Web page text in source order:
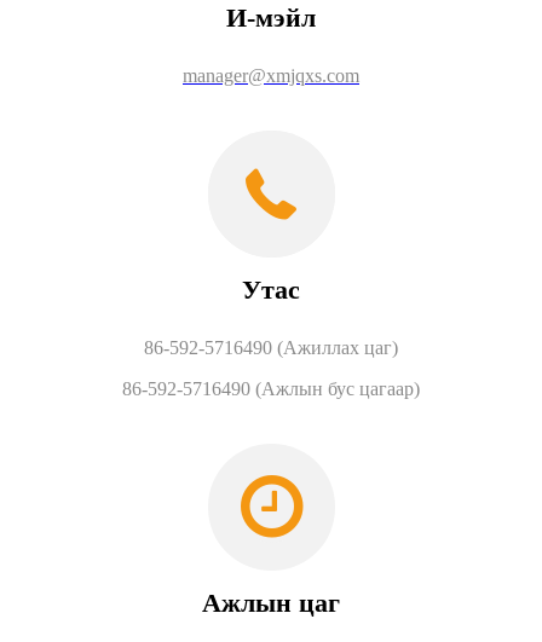
И-мэйл
manager@xmjqxs.com
Утас
86-592-5716490 (Ажиллах цаг)
86-592-5716490 (Ажлын бус цагаар)
Ажлын цаг